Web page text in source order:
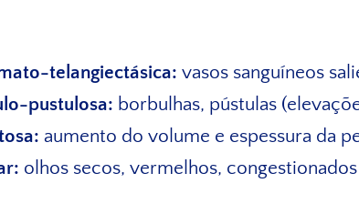
telangiectásica: vasos sanguíneos
pustulosa: borbulhas, pústulas
aumento do volume e espessura da
olhos secos, vermelhos,